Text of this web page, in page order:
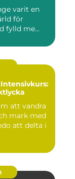
varit en
för
fylld me...
att vandra
mark med
att delta i